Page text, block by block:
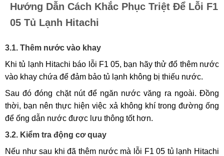
Hướng Dẫn Cách Khắc Phục Triệt Để Lỗi F1
05 Tủ Lạnh Hitachi
3.1. Thêm nước vào khay
Khi tủ lạnh Hitachi báo lỗi F1 05, bạn hãy thử đổ thêm nước
vào khay chứa để đảm bảo tủ lạnh không bị thiếu nước.
Sau đó đóng chặt nút để ngăn nước văng ra ngoài. Đồng
thời, bạn nên thực hiện việc xả không khí trong đường ống
để ống dẫn nước được lưu thông tốt hơn.
3.2. Kiểm tra động cơ quay
Nếu như sau khi đã thêm nước mà lỗi F1 05 tủ lạnh Hitachi